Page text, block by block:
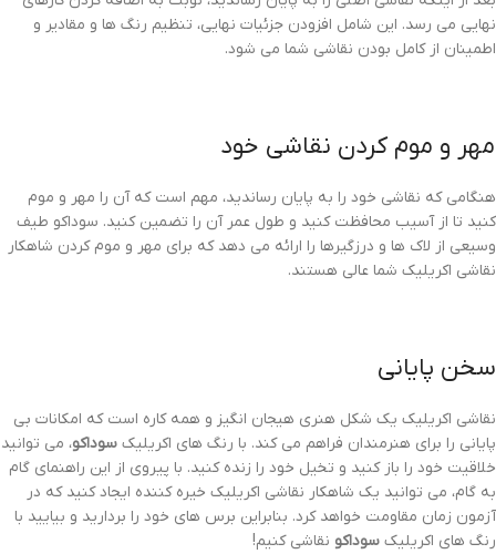
نهایی می رسد. این شامل افزودن جزئیات نهایی، تنظیم رنگ ها و مقادیر و
اطمینان از کامل بودن نقاشی شما می شود.
مهر و موم کردن نقاشی خود
هنگامی که نقاشی خود را به پایان رساندید، مهم است که آن را مهر و موم
کنید تا از آسیب محافظت کنید و طول عمر آن را تضمین کنید. سوداکو طیف
وسیعی از لاک ها و درزگیرها را ارائه می دهد که برای مهر و موم کردن شاهکار
نقاشی اکریلیک شما عالی هستند.
سخن پایانی
نقاشی اکریلیک یک شکل هنری هیجان انگیز و همه کاره است که امکانات بی
پایانی را برای هنرمندان فراهم می کند. با رنگ های اکریلیک سوداکو، می توانید
خلاقیت خود را باز کنید و تخیل خود را زنده کنید. با پیروی از این راهنمای گام
به گام، می توانید یک شاهکار نقاشی اکریلیک خیره کننده ایجاد کنید که در
آزمون زمان مقاومت خواهد کرد. بنابراین برس های خود را بردارید و بیایید با
رنگ های اکریلیک سوداکو نقاشی کنیم!